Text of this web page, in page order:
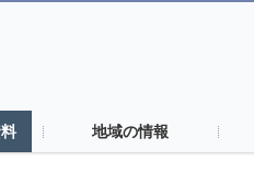
地域の情報